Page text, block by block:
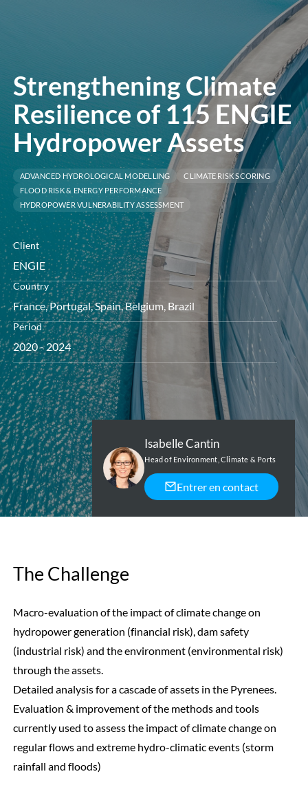
menu
Strengthening Climate
Resilience of 115 ENGIE
Hydropower Assets
ADVANCED HYDROLOGICAL MODELLING
CLIMATE RISK SCORING
FLOOD RISK & ENERGY PERFORMANCE
HYDROPOWER VULNERABILITY ASSESSMENT
Client
ENGIE
Country
France, Portugal, Spain, Belgium, Brazil
Period
2020 - 2024
Isabelle Cantin
Head of Environment, Climate & Ports
Entrer en contact
The Challenge
Macro-evaluation of the impact of climate change on
hydropower generation (financial risk), dam safety
(industrial risk) and the environment (environmental risk)
through the assets.
Detailed analysis for a cascade of assets in the Pyrenees.
Evaluation & improvement of the methods and tools
currently used to assess the impact of climate change on
regular flows and extreme hydro-climatic events (storm
rainfall and floods)